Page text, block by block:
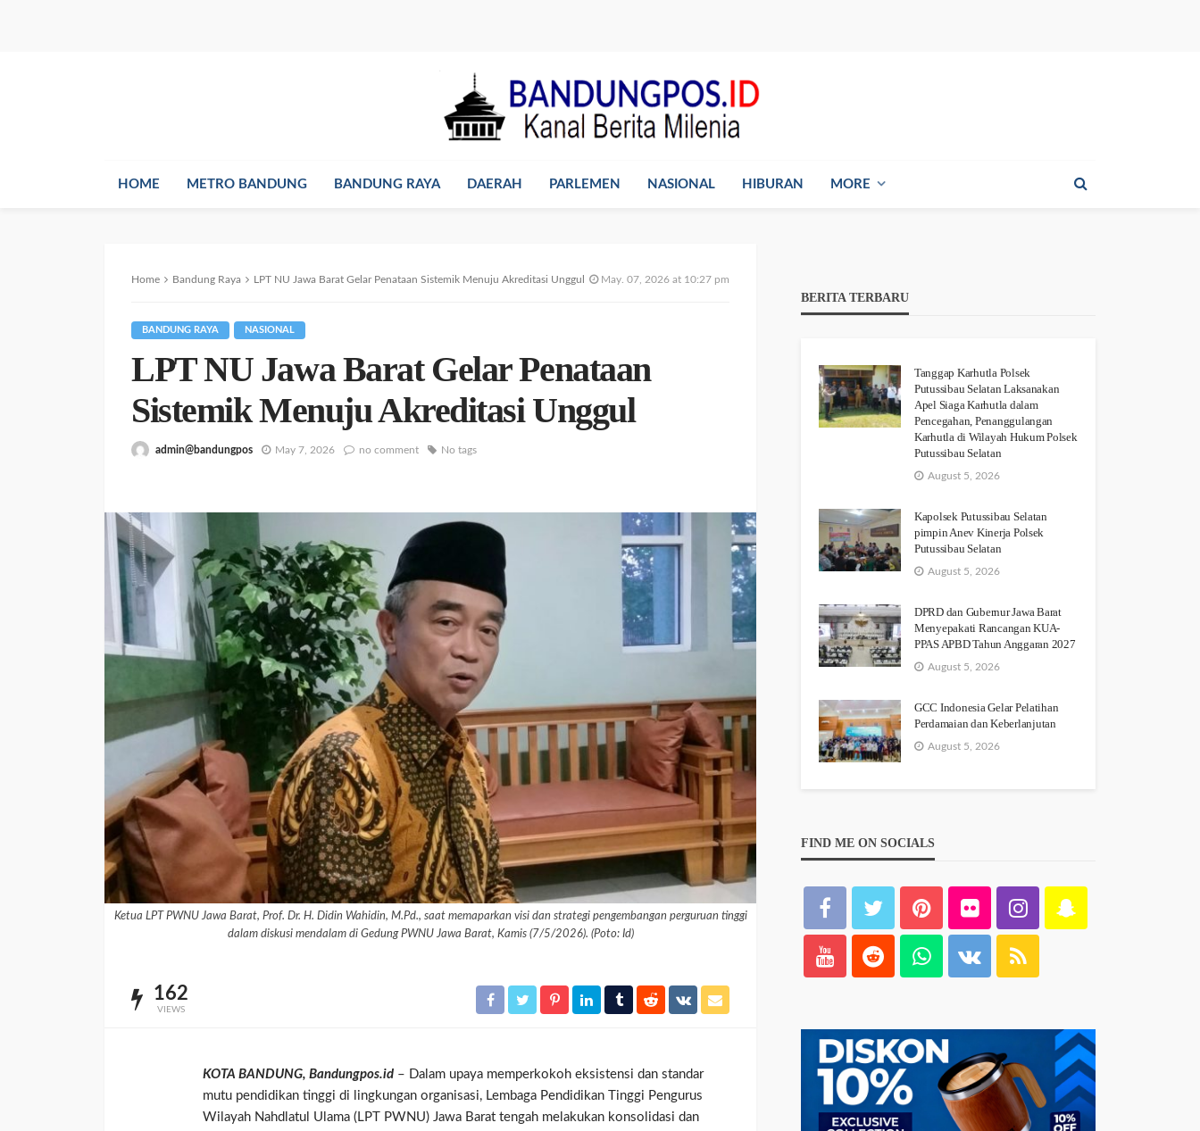
HOME METRO BANDUNG BANDUNG RAYA DAERAH PARLEMEN NASIONAL HIBURAN MORE
Home Bandung Raya LPT NU Jawa Barat Gelar Penataan Sistemik Menuju Akreditasi Unggul May. 07, 2026 at 10:27 pm
BANDUNG RAYA NASIONAL
LPT NU Jawa Barat Gelar Penataan
Sistemik Menuju Akreditasi Unggul
admin@bandungpos May 7, 2026 no comment No tags
Ketua LPT PWNU Jawa Barat, Prof. Dr. H. Didin Wahidin, M.Pd., saat memaparkan visi dan strategi pengembangan perguruan tinggi
dalam diskusi mendalam di Gedung PWNU Jawa Barat, Kamis (7/5/2026). (Poto: Id)
162
VIEWS
KOTA BANDUNG, Bandungpos.id – Dalam upaya memperkokoh eksistensi dan standar
mutu pendidikan tinggi di lingkungan organisasi, Lembaga Pendidikan Tinggi Pengurus
Wilayah Nahdlatul Ulama (LPT PWNU) Jawa Barat tengah melakukan konsolidasi dan
BERITA TERBARU
Tanggap Karhutla Polsek
Putussibau Selatan Laksanakan
Apel Siaga Karhutla dalam
Pencegahan, Penanggulangan
Karhutla di Wilayah Hukum Polsek
Putussibau Selatan
August 5, 2026
Kapolsek Putussibau Selatan
pimpin Anev Kinerja Polsek
Putussibau Selatan
August 5, 2026
DPRD dan Gubernur Jawa Barat
Menyepakati Rancangan KUA-
PPAS APBD Tahun Anggaran 2027
August 5, 2026
GCC Indonesia Gelar Pelatihan
Perdamaian dan Keberlanjutan
August 5, 2026
FIND ME ON SOCIALS